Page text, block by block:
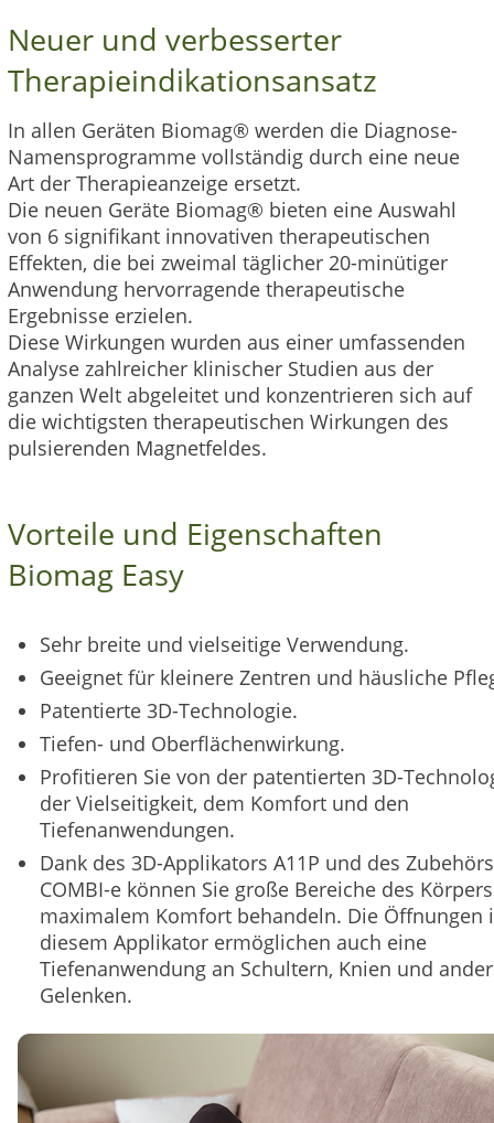
Neuer und verbesserter
Therapieindikationsansatz
In allen Geräten Biomag® werden die Diagnose-
Namensprogramme vollständig durch eine neue
Art der Therapieanzeige ersetzt.
Die neuen Geräte Biomag® bieten eine Auswahl
von 6 signifikant innovativen therapeutischen
Effekten, die bei zweimal täglicher 20-minütiger
Anwendung hervorragende therapeutische
Ergebnisse erzielen.
Diese Wirkungen wurden aus einer umfassenden
Analyse zahlreicher klinischer Studien aus der
ganzen Welt abgeleitet und konzentrieren sich auf
die wichtigsten therapeutischen Wirkungen des
pulsierenden Magnetfeldes.
Vorteile und Eigenschaften
Biomag Easy
Sehr breite und vielseitige Verwendung.
Geeignet für kleinere Zentren und häusliche
Patentierte 3D-Technologie.
Tiefen- und Oberflächenwirkung.
Profitieren Sie von der patentierten 3D-
der Vielseitigkeit, dem Komfort und den
Tiefenanwendungen.
Dank des 3D-Applikators A11P und des Zubehörs
COMBI-e können Sie große Bereiche des
maximalem Komfort behandeln. Die Öffnungen
diesem Applikator ermöglichen auch eine
Tiefenanwendung an Schultern, Knien und
Gelenken.